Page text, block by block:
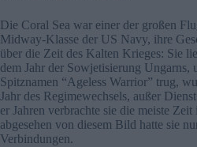
Die Coral Sea war einer der großen
Midway-Klasse der US Navy, ihre
über die Zeit des Kalten Krieges: Sie
dem Jahr der Sowjetisierung Ungarns,
Spitznamen “Ageless Warrior” trug,
Jahr des Regimewechsels, außer
er Jahren verbrachte sie die meiste
abgesehen von diesem Bild hatte sie
Verbindungen.